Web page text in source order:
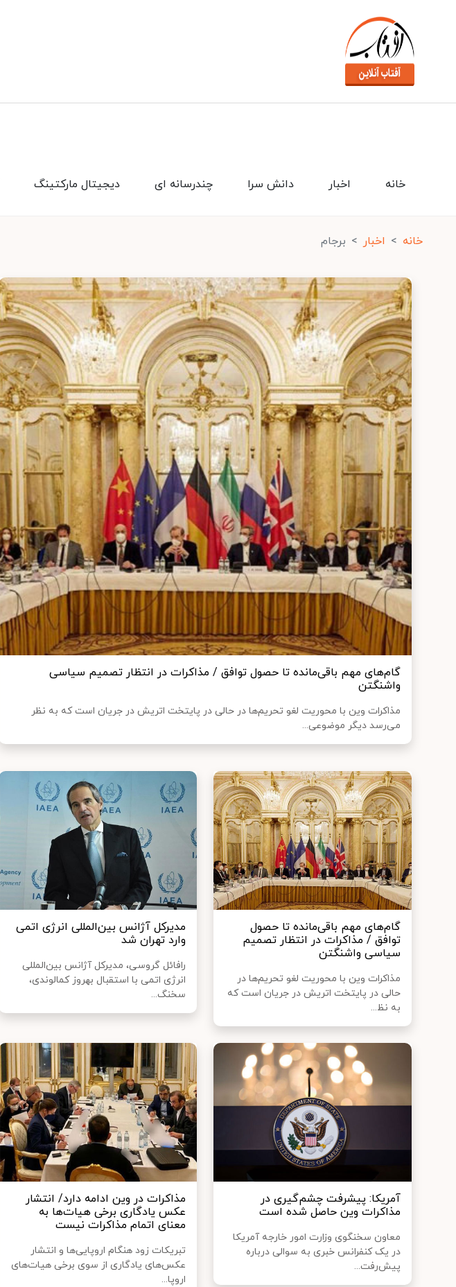
دیجیتال مارکتینگ چندرسانه ای دانش سرا اخبار خانه
خانه اخبار برجام
گام‌های مهم باقی‌مانده تا حصول توافق / مذاکرات در انتظار تصمیم سیاسی
واشنگتن
مذاکرات وین با محوریت لغو تحریم‌ها در حالی در پایتخت اتریش در جریان است که به نظر
می‌رسد دیگر موضوعی...
گام‌های مهم باقی‌مانده تا حصول
توافق / مذاکرات در انتظار تصمیم
سیاسی واشنگتن
مذاکرات وین با محوریت لغو تحریم‌ها در
حالی در پایتخت اتریش در جریان است که
به نظ...
مدیرکل آژانس بین‌المللی انرژی اتمی
وارد تهران شد
رافائل گروسی، مدیرکل آژانس بین‌المللی
انرژی اتمی با استقبال بهروز کمالوندی،
سخنگ...
آمریکا: پیشرفت چشم‌گیری در
مذاکرات وین حاصل شده است
معاون سخنگوی وزارت امور خارجه آمریکا
در یک‌ کنفرانس خبری به سوالی درباره
پیش‌رفت...
مذاکرات در وین ادامه دارد/ انتشار
عکس یادگاری برخی هیات‌ها به
معنای اتمام مذاکرات نیست
تبریکات زود هنگام اروپایی‌ها و انتشار
عکس‌های یادگاری از سوی برخی هیات‌های
اروپا...